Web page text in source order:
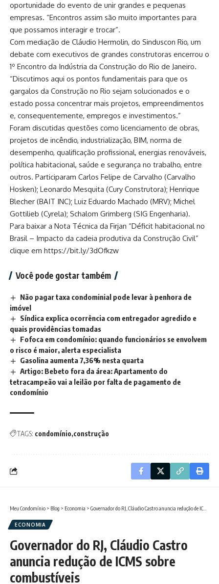
oportunidade do evento de unir grandes e pequenas
empresas. “Encontros assim são muito importantes para
que possamos interagir e trocar”.
Com mediação de Cláudio Hermolin, do Sinduscon Rio, um
debate com executivos de grandes construtoras encerrou o
1º Encontro da Indústria da Construção do Rio de Janeiro.
“Discutimos aqui os pontos fundamentais para que os
gargalos da Construção no Rio sejam solucionados e o
estado possa concentrar mais projetos, empreendimentos
e, consequentemente, empregos e investimentos.”
Foram discutidas questões como licenciamento de obras,
projetos de incêndio, industrialização, BIM, norma de
desempenho, qualificação profissional, energias renováveis,
política habitacional, saúde e segurança no trabalho, entre
outros. Participaram Carlos Felipe de Carvalho (Carvalho
Hosken); Leonardo Mesquita (Cury Construtora); Henrique
Blecher (BAIT INC); Luiz Eduardo Machado (MRV); Michel
Gottilieb (Cyrela); Schalom Grimberg (SIG Engenharia).
Para baixar a Nota Técnica da Firjan “Déficit habitacional no
Brasil – Impacto da cadeia produtiva da Construção Civil”
clique em https://bit.ly/3dOfkzw
Você pode gostar também
Não pagar taxa condominial pode levar à penhora de
imóvel
Síndica explica ocorrência com entregador agredido e
quais providências tomadas
Fofoca em condomínio: quando funcionários se envolvem
o risco é maior, alerta especialista
Gasolina aumenta 7,36% nesta quarta
Artigo: Bebeto fora da área: Apartamento do
tetracampeão vai a leilão por falta de pagamento de
condomínio
TAGS: condomínio construção
Meu Condomínio > Blog > Economia > Governador do RJ, Cláudio Castro anuncia redução de ICMS sobre combustíveis
ECONOMIA
Governador do RJ, Cláudio Castro
anuncia redução de ICMS sobre
combustíveis